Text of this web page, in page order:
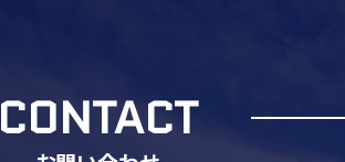
CONTACT